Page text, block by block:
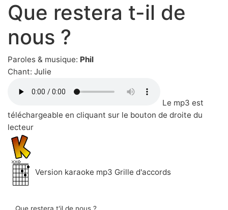
Que restera t-il de
nous ?
Paroles & musique: Phil
Chant: Julie
Le mp3 est
téléchargeable en cliquant sur le bouton de droite du
lecteur
Version karaoke mp3 Grille d'accords